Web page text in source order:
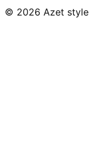
© 2026 Azet style